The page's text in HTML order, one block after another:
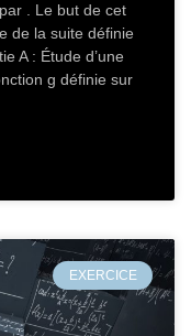
. Le but de cet
de la suite définie
A : Étude d’une
g définie sur
EXERCICE